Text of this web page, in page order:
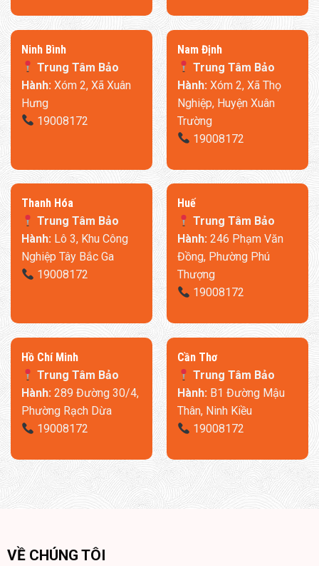
Ninh Bình
Trung Tâm Bảo
Hành:Xóm 2, Xã Xuân
Hưng
19008172
​Nam Định
Trung Tâm Bảo
Hành:Xóm 2, Xã Thọ
Nghiệp, Huyện Xuân
Trường
19008172
Thanh Hóa
Trung Tâm Bảo
Hành:Lô 3, Khu Công
Nghiệp Tây Bắc Ga
19008172
​Huế
Trung Tâm Bảo
Hành:246 Phạm Văn
Đồng, Phường Phú
Thượng
19008172
​Hồ Chí Minh
Trung Tâm Bảo
Hành:289 Đường 30/4,
Phường Rạch Dừa
19008172
Cần Thơ
Trung Tâm Bảo
Hành:B1 Đường Mậu
Thân, Ninh Kiều
19008172
VỀ CHÚNG TÔI